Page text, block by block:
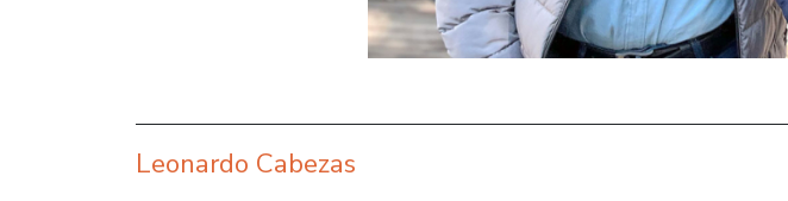
Leonardo Cabezas